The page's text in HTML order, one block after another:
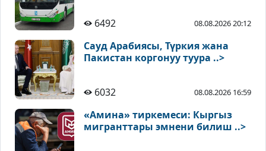
6492 08.08.2026 20:12
Сауд Арабиясы, Түркия жана
Пакистан коргонуу туура ..>
6032 08.08.2026 16:59
«Амина» тиркемеси: Кыргыз
мигранттары эмнени билиш ..>